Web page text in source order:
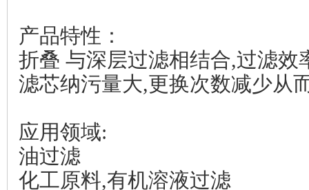
产品特性：
折叠 与深层过滤相结合,过滤效
滤芯纳污量大,更换次数减少从
应用领域:
油过滤
化工原料,有机溶液过滤